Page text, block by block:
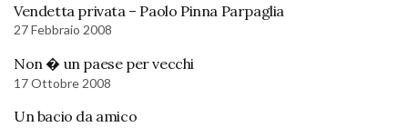
Vendetta privata – Paolo Pinna Parpaglia
27 Febbraio 2008
Non � un paese per vecchi
17 Ottobre 2008
Un bacio da amico